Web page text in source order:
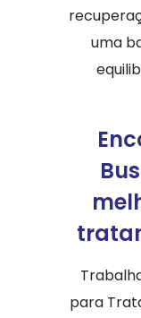
uma
para